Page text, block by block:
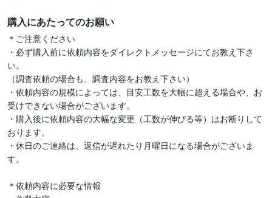
購入にあたってのお願い
＊ご注意ください
・必ず購入前に依頼内容をダイレクトメッセージにてお教え下さ
い。
（調査依頼の場合も、調査内容をお教え下さい）
・依頼内容の規模によっては、目安工数を大幅に超える場合や、お
受けできない場合がございます。
・購入後に依頼内容の大幅な変更（工数が伸びる等）はお断りして
おります。
・休日のご連絡は、返信が遅れたり月曜日になる場合がございま
す。
＊依頼内容に必要な情報